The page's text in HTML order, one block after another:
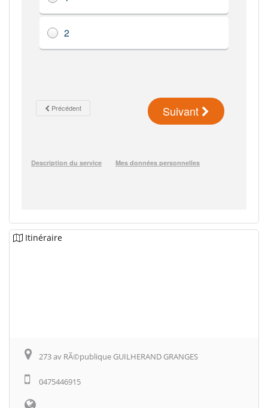
Itinéraire
273 av RÃ©publique GUILHERAND GRANGES
0475446915